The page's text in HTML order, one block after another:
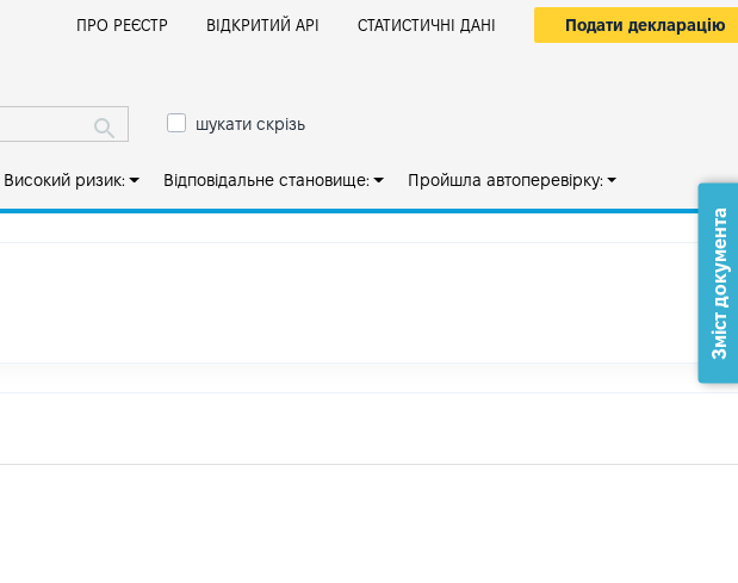
ПРО РЕЄСТР ВІДКРИТИЙ АРІ СТАТИСТИЧНІ ДАНІ Подати декларацію
шукати скрізь
Високий ризик: Відповідальне становище: Пройшла автоперевірку:
Зміст документа